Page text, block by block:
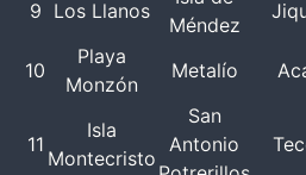
9 Los Llanos
Méndez
10
Playa
Monzón
Metalío
11
Isla
Montecristo
San
Antonio